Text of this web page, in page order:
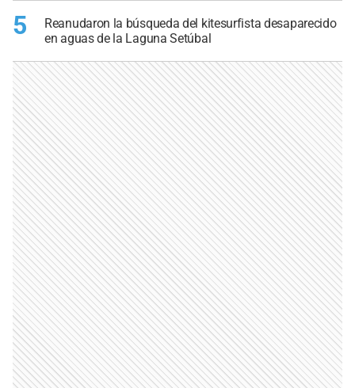
5
Reanudaron la búsqueda del kitesurfista desaparecido
en aguas de la Laguna Setúbal